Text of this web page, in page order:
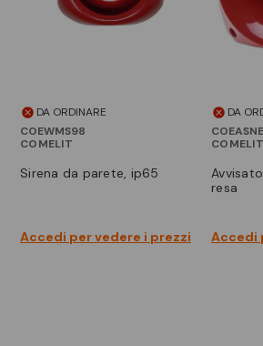
DA ORDINARE
COEWMS98
COMELIT
sirena da parete, ip65
Accedi per vedere i prezzi
DA
COMELIT
avvisatore acustico alta
resa
Accedi